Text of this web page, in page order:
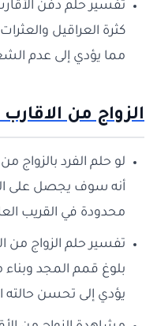
تفسير حلم دفن
كثرة العراقيل
مما يؤدي إلى عدم
الزواج من
لو حلم الفرد بالزواج
أنه سوف يجصل على
محدودة في القريب
تفسير حلم الزواج من
بلوغ قمم المجد
يؤدي إلى تحسن